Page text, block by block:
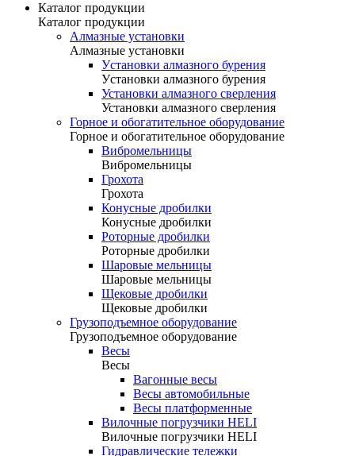
Каталог продукции
Каталог продукции
Алмазные установки
Алмазные установки
Уcтановки алмазного бурения
Уcтановки алмазного бурения
Установки алмазного сверления
Установки алмазного сверления
Горное и обогатительное оборудование
Горное и обогатительное оборудование
Вибромельницы
Вибромельницы
Грохота
Грохота
Конусные дробилки
Конусные дробилки
Роторные дробилки
Роторные дробилки
Шаровые мельницы
Шаровые мельницы
Щековые дробилки
Щековые дробилки
Грузоподъемное оборудование
Грузоподъемное оборудование
Весы
Весы
Вагонные весы
Весы автомобильные
Весы платформенные
Вилочные погрузчики HELI
Вилочные погрузчики HELI
Гидравлические тележки